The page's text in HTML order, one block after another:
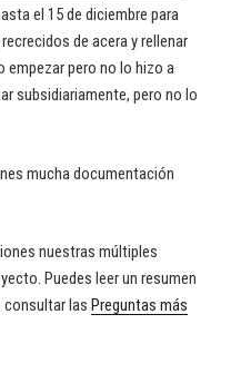
el 15 de diciembre para
de acera y rellenar
empezar pero no lo hizo a
subsidiariamente, pero no lo
mucha documentación
nuestras múltiples
Puedes leer un resumen
consultar las Preguntas más